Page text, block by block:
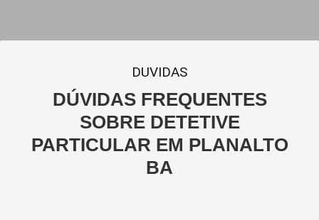
DUVIDAS
DÚVIDAS FREQUENTES
SOBRE DETETIVE
PARTICULAR EM PLANALTO
BA